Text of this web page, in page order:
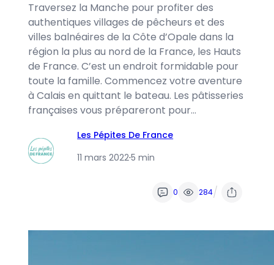
Traversez la Manche pour profiter des
authentiques villages de pêcheurs et des
villes balnéaires de la Côte d’Opale dans la
région la plus au nord de la France, les Hauts
de France. C’est un endroit formidable pour
toute la famille. Commencez votre aventure
à Calais en quittant le bateau. Les pâtisseries
françaises vous prépareront pour…
Les Pépites De France
11 mars 2022·5 min
0 284/